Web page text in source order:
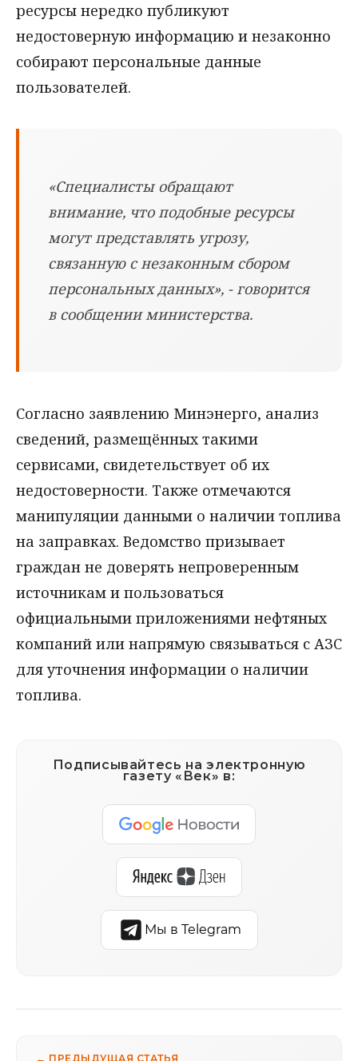
ресурсы нередко публикуют
недостоверную информацию и незаконно
собирают персональные данные
пользователей.
«Специалисты обращают
внимание, что подобные ресурсы
могут представлять угрозу,
связанную с незаконным сбором
персональных данных», - говорится
в сообщении министерства.
Согласно заявлению Минэнерго, анализ
сведений, размещённых такими
сервисами, свидетельствует об их
недостоверности. Также отмечаются
манипуляции данными о наличии топлива
на заправках. Ведомство призывает
граждан не доверять непроверенным
источникам и пользоваться
официальными приложениями нефтяных
компаний или напрямую связываться с АЗС
для уточнения информации о наличии
топлива.
Подписывайтесь на электронную
газету «Век» в:
Мы в Telegram
← ПРЕДЫДУЩАЯ СТАТЬЯ